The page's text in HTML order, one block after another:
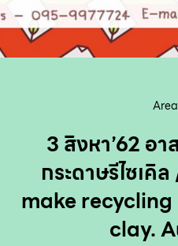
3 สิงหา’62 อ
กระดาษรีไซเ
make
clay.